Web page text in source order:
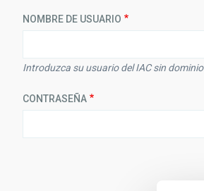
la
NOMBRE DE USUARIO
Introduzca su usuario del IAC sin dominio
CONTRASEÑA